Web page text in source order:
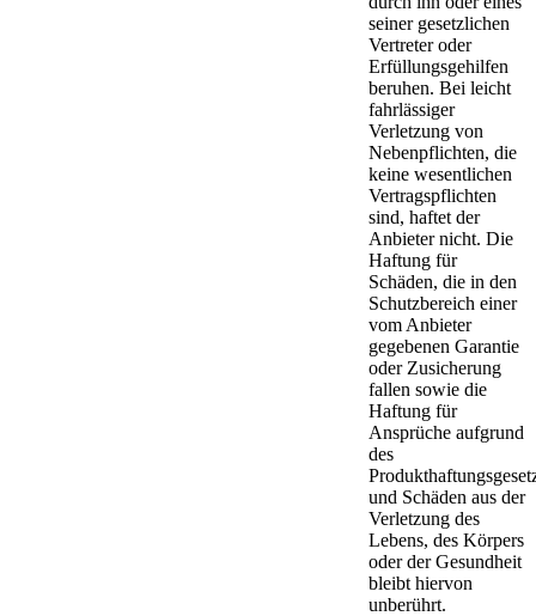
seiner gesetzlichen
Vertreter oder
Erfüllungsgehilfen
beruhen. Bei leicht
fahrlässiger
Verletzung von
Nebenpflichten, die
keine wesentlichen
Vertragspflichten
sind, haftet der
Anbieter nicht. Die
Haftung für
Schäden, die in den
Schutzbereich einer
vom Anbieter
gegebenen Garantie
oder Zusicherung
fallen sowie die
Haftung für
Ansprüche aufgrund
des
und Schäden aus der
Verletzung des
Lebens, des Körpers
oder der Gesundheit
bleibt hiervon
unberührt.